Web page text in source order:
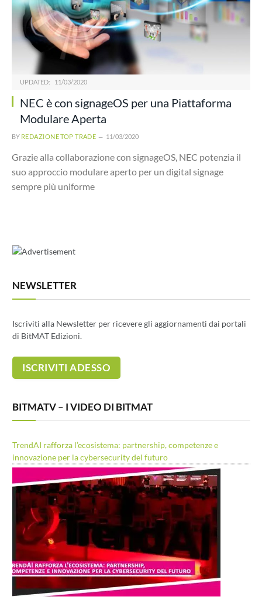
UPDATED: 11/03/2020
NEC è con signageOS per una Piattaforma
Modulare Aperta
BY REDAZIONE TOP TRADE 11/03/2020
Grazie alla collaborazione con signageOS, NEC potenzia il
suo approccio modulare aperto per un digital signage
sempre più uniforme
NEWSLETTER
Iscriviti alla Newsletter per ricevere gli aggiornamenti dai portali
di BitMAT Edizioni.
BITMATV – I VIDEO DI BITMAT
TrendAI rafforza l’ecosistema: partnership, competenze e
innovazione per la cybersecurity del futuro